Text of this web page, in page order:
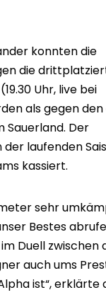
konnten die
die
Uhr, live bei
als gegen
Sauerland. Der
laufenden
kassiert.
sehr
Bestes
Duell zwischen
auch ums
ist“, erklärte